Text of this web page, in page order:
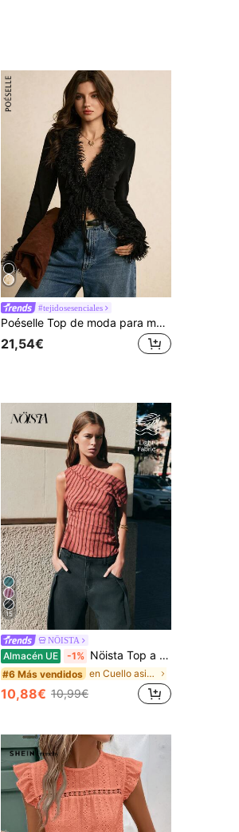
#tejidosesenciales
Poéselle Top de moda para mujer de unicolor con patchwork de felpa, manga larga y lazo delantero
21,54€
15
NÖISTA
Almacén UE -1% Nöista Top a rayas rojo & negro con un solo hombro, perfecto para looks de verano, otoño, fiesta y vacaciones.
#6 Más vendidos en Cuello asimétrico Tops, blusas y camisetas de m
10,88€ 10,99€